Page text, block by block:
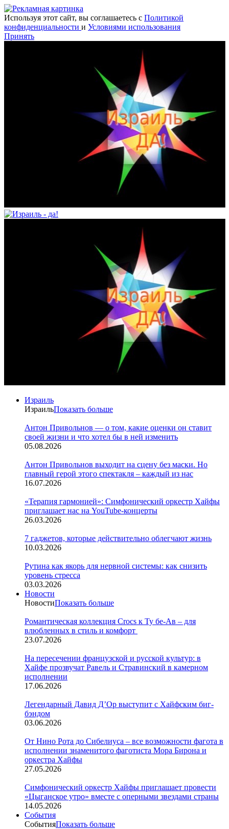
Используя этот сайт, вы соглашаетесь с Политикой
конфиденциальности и Условиями использования
Принять
Израиль
ИзраильПоказать больше
Антон Привольнов — о том, какие оценки он ставит
своей жизни и что хотел бы в ней изменить
05.08.2026
Антон Привольнов выходит на сцену без маски. Но
главный герой этого спектакля – каждый из нас
16.07.2026
«Терапия гармонией»: Симфонический оркестр Хайфы
приглашает нас на YouTube-концерты
26.03.2026
7 гаджетов, которые действительно облегчают жизнь
10.03.2026
Рутина как якорь для нервной системы: как снизить
уровень стресса
03.03.2026
Новости
НовостиПоказать больше
Романтическая коллекция Crocs к Ту бе-Ав – для
влюбленных в стиль и комфорт
23.07.2026
На пересечении французской и русской культур: в
Хайфе прозвучат Равель и Стравинский в камерном
исполнении
17.06.2026
Легендарный Давид Д’Ор выступит с Хайфским биг-
бэндом
03.06.2026
От Нино Рота до Сибелиуса – все возможности фагота в
исполнении знаменитого фаготиста Мора Бирона и
оркестра Хайфы
27.05.2026
Симфонический оркестр Хайфы приглашает провести
«Цыганское утро» вместе с оперными звездами страны
14.05.2026
События
СобытияПоказать больше